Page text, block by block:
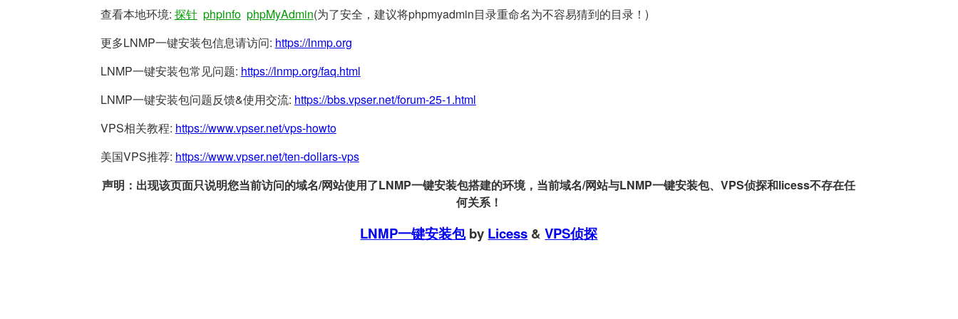
查看本地环境: 探针 phpinfo phpMyAdmin(为了安全，建议将phpmyadmin目录重命名为不容易猜到的目录！)
更多LNMP一键安装包信息请访问: https://lnmp.org
LNMP一键安装包常见问题: https://lnmp.org/faq.html
LNMP一键安装包问题反馈&使用交流: https://bbs.vpser.net/forum-25-1.html
VPS相关教程: https://www.vpser.net/vps-howto
美国VPS推荐: https://www.vpser.net/ten-dollars-vps
声明：出现该页面只说明您当前访问的域名/网站使用了LNMP一键安装包搭建的环境，当前域名/网站与LNMP一键安装包、VPS侦探和licess不存在任
何关系！
LNMP一键安装包by Licess &VPS侦探